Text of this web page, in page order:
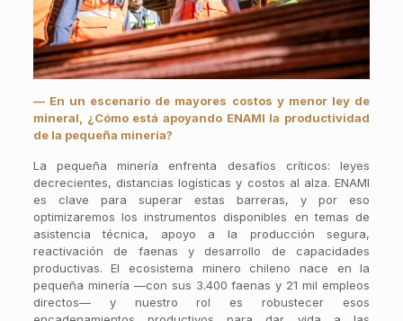
— En un escenario de mayores costos y menor ley de
mineral, ¿Cómo está apoyando ENAMI la productividad
de la pequeña minería?
La pequeña minería enfrenta desafíos críticos: leyes
decrecientes, distancias logísticas y costos al alza. ENAMI
es clave para superar estas barreras, y por eso
optimizaremos los instrumentos disponibles en temas de
asistencia técnica, apoyo a la producción segura,
reactivación de faenas y desarrollo de capacidades
productivas. El ecosistema minero chileno nace en la
pequeña minería —con sus 3.400 faenas y 21 mil empleos
directos— y nuestro rol es robustecer esos